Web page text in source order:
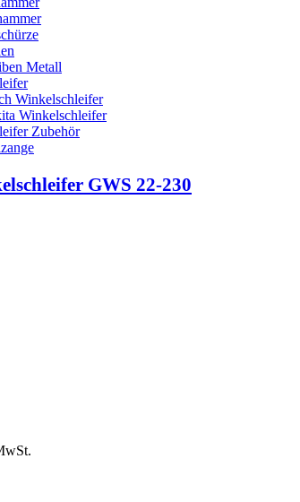
Metall
Winkelschleifer
Winkelschleifer
Zubehör
GWS 22-230